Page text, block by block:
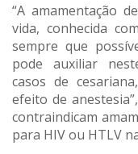
“A amamentação
vida, conhecida
sempre que
pode auxiliar
casos de
efeito de
contraindicam
para HIV ou HTLV